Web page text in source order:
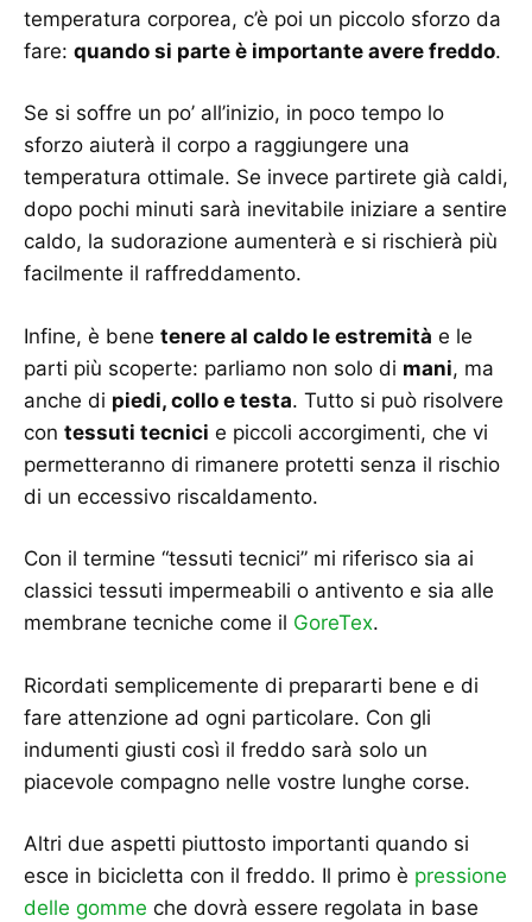
temperatura corporea, c’è poi un piccolo sforzo da
fare: quando si parte è importante avere freddo.
Se si soffre un po’ all’inizio, in poco tempo lo
sforzo aiuterà il corpo a raggiungere una
temperatura ottimale. Se invece partirete già caldi,
dopo pochi minuti sarà inevitabile iniziare a sentire
caldo, la sudorazione aumenterà e si rischierà più
facilmente il raffreddamento.
Infine, è bene tenere al caldo le estremità e le
parti più scoperte: parliamo non solo di mani, ma
anche di piedi, collo e testa. Tutto si può risolvere
con tessuti tecnici e piccoli accorgimenti, che vi
permetteranno di rimanere protetti senza il rischio
di un eccessivo riscaldamento.
Con il termine “tessuti tecnici” mi riferisco sia ai
classici tessuti impermeabili o antivento e sia alle
membrane tecniche come il GoreTex.
Ricordati semplicemente di prepararti bene e di
fare attenzione ad ogni particolare. Con gli
indumenti giusti così il freddo sarà solo un
piacevole compagno nelle vostre lunghe corse.
Altri due aspetti piuttosto importanti quando si
esce in bicicletta con il freddo. Il primo è pressione
delle gomme che dovrà essere regolata in base